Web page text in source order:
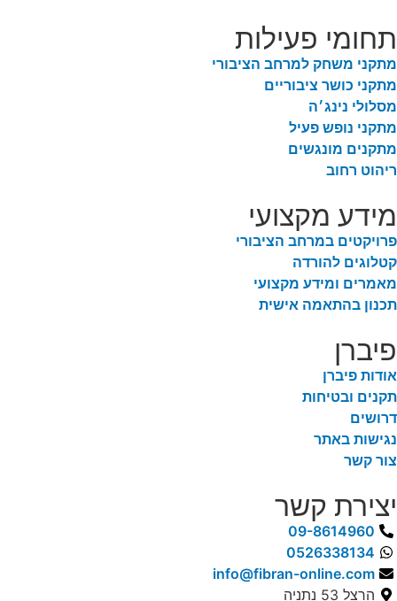
תחומי פעילות
מתקני משחק למרחב הציבורי
מתקני כושר ציבוריים
מסלולי נינג׳ה
מתקני נופש פעיל
מתקנים מונגשים
ריהוט רחוב
מידע מקצועי
פרויקטים במרחב הציבורי
קטלוגים להורדה
מאמרים ומידע מקצועי
תכנון בהתאמה אישית
פיברן
אודות פיברן
תקנים ובטיחות
דרושים
נגישות באתר
צור קשר
יצירת קשר
09-8614960
0526338134
info@fibran-online.com
הרצל 53 נתניה